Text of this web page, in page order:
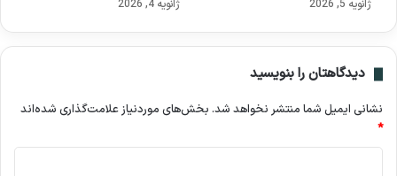
ژانویه 5, 2026 ژانویه 4, 2026
دیدگاهتان را بنویسید
نشانی ایمیل شما منتشر نخواهد شد. بخش‌های موردنیاز علامت‌گذاری شده‌اند
*